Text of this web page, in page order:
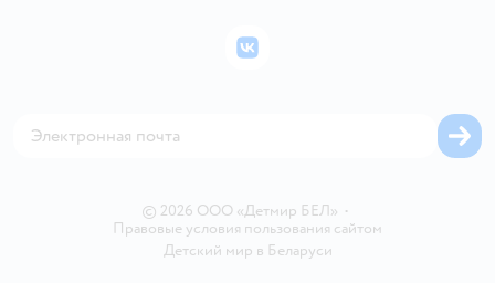
Политика использования файлов cookie
Бонусные карты
© 2026 ООО «Детмир БЕЛ» •
Правовые условия пользования сайтом
Детский мир в Беларуси
ВКонтакте